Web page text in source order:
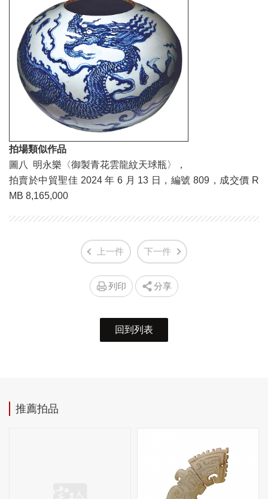
拍場類似作品
圖八 明永樂〈御製青花雲龍紋天球瓶〉，
拍賣於中貿聖佳 2024 年 6 月 13 日，編號 809，成交價 R
MB 8,165,000
上一件 下一件
列印 分享
回到列表
推薦拍品